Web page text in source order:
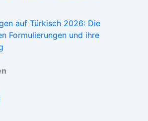
auf Türkisch 2026: Die
Formulierungen und ihre